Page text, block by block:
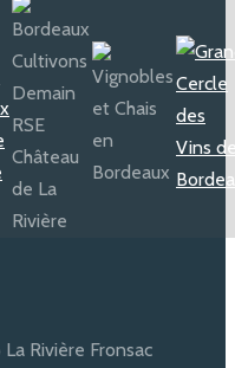
Rivière Fronsac